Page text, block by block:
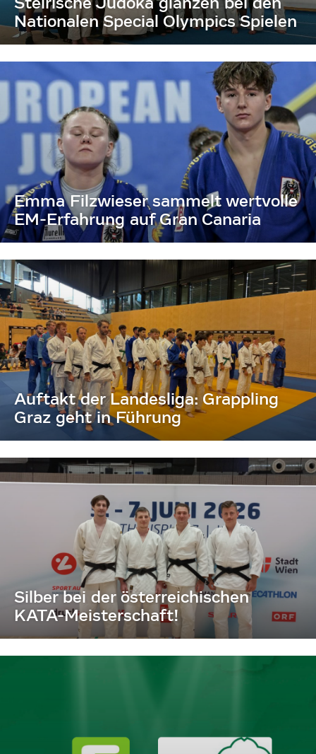
Nationalen Special Olympics Spielen
Emma Filzwieser sammelt wertvolle
EM-Erfahrung auf Gran Canaria
Auftakt der Landesliga: Grappling
Graz geht in Führung
Silber bei der österreichischen
KATA-Meisterschaft!